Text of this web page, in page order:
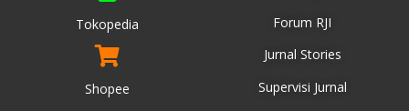
Tokopedia
Shopee
Forum RJI
Jurnal Stories
Supervisi Jurnal